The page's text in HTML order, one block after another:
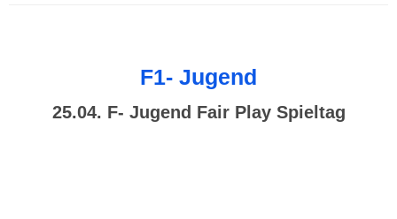
F1- Jugend
25.04. F- Jugend Fair Play Spieltag